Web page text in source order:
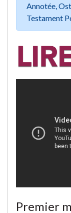
Annotée,
Testament
Premier